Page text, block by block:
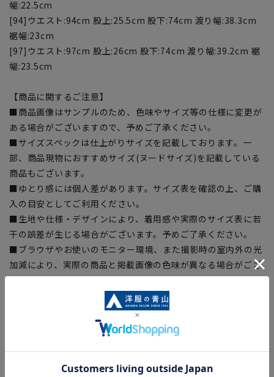
幅:22.5cm
[94]ウエスト:94cm 股上:25.5cm 股下:74cm 渡り幅:38.3cm
裾幅:23cm
[97]ウエスト:97cm 股上:26cm 股下:74cm 渡り幅:39.2cm 裾
幅:23.5cm
【商品に関するご注意】
■商品画像はサンプルのため、色味やサイズ等の仕様に変更が
ある場合がございますので、予めご了承ください。
■サイズスペックは仕上がりサイズを記載しております。一
部、商品現物におすすめサイズ(ヌードサイズ)を記載している
商品もございます。
■ゆとり感には個人差があります。サイズ表を確認の上、ご購
入の目安としてご利用ください。
■生地や仕様・デザインにより、着用感や実際のサイズ表に若
干の誤差が生じる場合がございます。予めご了承ください。
■ブラウザやお使いのモニター環境、また撮影時の室内外の光
加減により、実際の商品と掲載画像の色味が異なる場合がござ
います。
■店舗や各モールサイトと商品在庫を共有しております関係
上、ご注文いただいたタイミングにより欠品が発生し、ご注文
を完了できない場合がございます。予めご了承ください。
■お急ぎ発送のご注文につきましても、ご注文のタイミングに
よってはお急ぎ発送サービスを選択できない場合がございま